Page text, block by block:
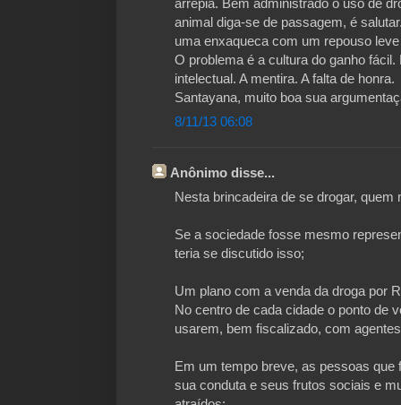
arrepia. Bem administrado o uso de
animal diga-se de passagem, é
uma enxaqueca com um repouso
O problema é a cultura do ganho
intelectual. A mentira. A falta de honra.
Santayana, muito boa sua
8/11/13 06:08
Anônimo disse...
Nesta brincadeira de se drogar,
Se a sociedade fosse mesmo
teria se discutido isso;
Um plano com a venda da droga por
No centro de cada cidade o ponto de
usarem, bem fiscalizado, com
Em um tempo breve, as pessoas
sua conduta e seus frutos sociais e